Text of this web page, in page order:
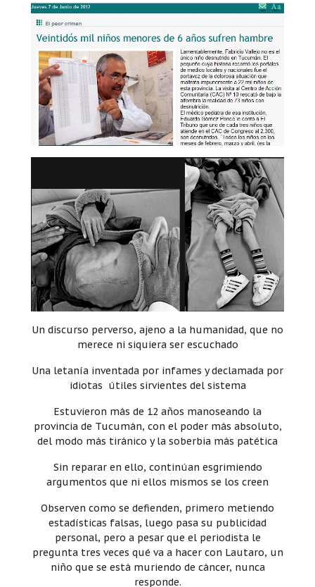
Un discurso perverso, ajeno a la humanidad, que no
merece ni siquiera ser escuchado
Una letanía inventada por infames y declamada por
idiotas útiles sirvientes del sistema
Estuvieron más de 12 años manoseando la
provincia de Tucumán, con el poder más absoluto,
del modo más tiránico y la soberbia más patética
Sin reparar en ello, continúan esgrimiendo
argumentos que ni ellos mismos se los creen
Observen como se defienden, primero metiendo
estadísticas falsas, luego pasa su publicidad
personal, pero a pesar que el periodista le
pregunta tres veces qué va a hacer con Lautaro, un
niño que se está muriendo de cáncer, nunca
responde.